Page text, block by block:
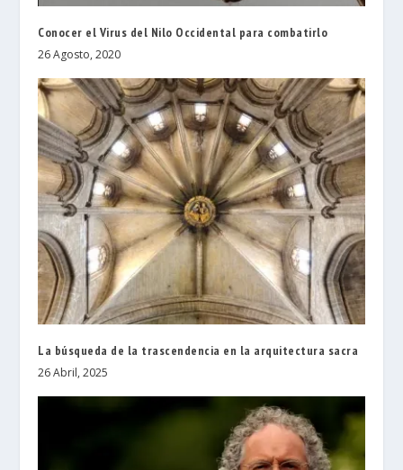
Conocer el Virus del Nilo Occidental para combatirlo
26 Agosto, 2020
La búsqueda de la trascendencia en la arquitectura sacra
26 Abril, 2025